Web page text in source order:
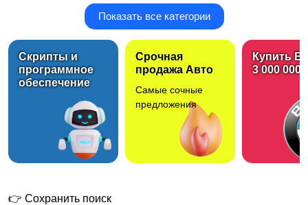
Международные Биржа грузоперевозок
Показать все категории
Скрипты и
программное
обеспечение
Срочная
продажа Авто
Самые сочные
предложения
Купить
3 000 000
👉 Сохранить поиск